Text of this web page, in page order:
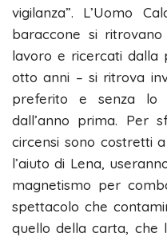
vigilanza”. L’Uomo
baraccone si
lavoro e ricercati dalla
otto anni – si ritrova
preferito e senza lo
dall’anno prima. Per
circensi sono costretti
l’aiuto di Lena,
magnetismo per
spettacolo che
quello della carta, che